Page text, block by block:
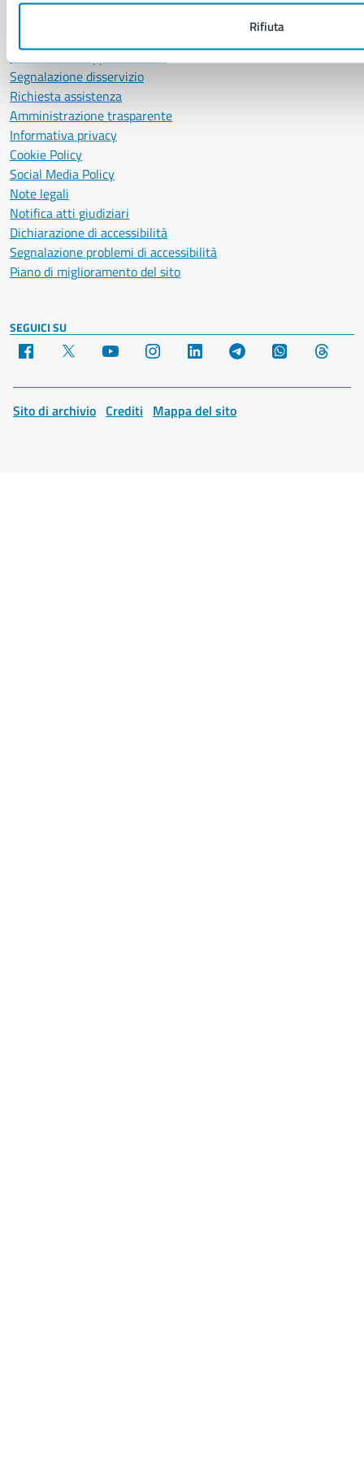
Rifiuta
Centralino unico:0817951111
Prenotazione appuntamento
Segnalazione disservizio
Richiesta assistenza
Amministrazione trasparente
Informativa privacy
Cookie Policy
Social Media Policy
Note legali
Notifica atti giudiziari
Dichiarazione di accessibilità
Segnalazione problemi di accessibilità
Piano di miglioramento del sito
SEGUICI SU
Facebook YouTube Instagram LinkedIn Telegram WhatsApp
Sito di archivio Crediti Mappa del sito